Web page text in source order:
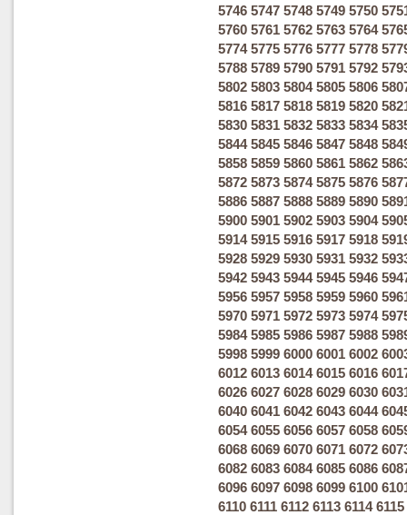
5746 5747 5748 5749 5750
5760 5761 5762 5763 5764
5774 5775 5776 5777 5778
5788 5789 5790 5791 5792
5802 5803 5804 5805 5806
5816 5817 5818 5819 5820
5830 5831 5832 5833 5834
5844 5845 5846 5847 5848
5858 5859 5860 5861 5862
5872 5873 5874 5875 5876
5886 5887 5888 5889 5890
5900 5901 5902 5903 5904
5914 5915 5916 5917 5918
5928 5929 5930 5931 5932
5942 5943 5944 5945 5946
5956 5957 5958 5959 5960
5970 5971 5972 5973 5974
5984 5985 5986 5987 5988
5998 5999 6000 6001 6002
6012 6013 6014 6015 6016
6026 6027 6028 6029 6030
6040 6041 6042 6043 6044
6054 6055 6056 6057 6058
6068 6069 6070 6071 6072
6082 6083 6084 6085 6086
6096 6097 6098 6099 6100
6110 6111 6112 6113 6114 6115